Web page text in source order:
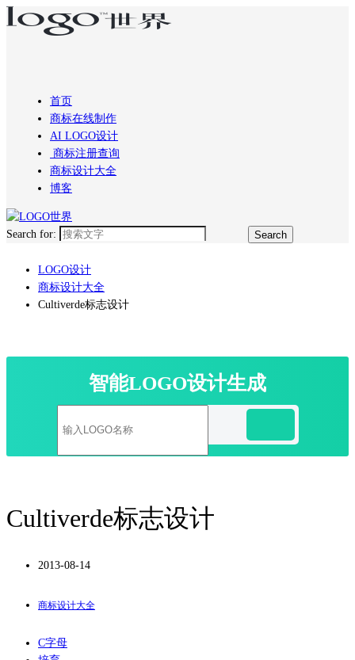
首页
商标在线制作
AI LOGO设计
商标注册查询
商标设计大全
博客
Search for:
LOGO设计
商标设计大全
Cultiverde标志设计
智能LOGO设计生成
Cultiverde标志设计
2013-08-14
商标设计大全
C字母